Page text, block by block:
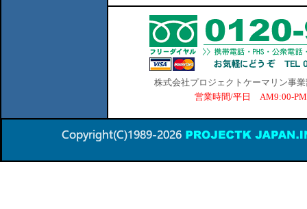
株式会社プロジェクトケーマリン事
営業時間/平日 AM9:00-